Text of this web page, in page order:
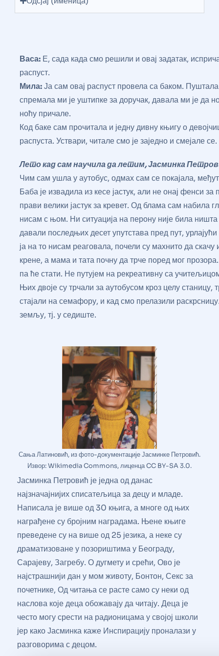
Васа: Е, сада када смо решили и овај задатак,
распуст.
Мила:Ја сам овај распуст провела са баком.
спремала ми је уштипке за доручак, давала ми је да
ноћу причале.
Код баке сам прочитала и једну дивну књигу о
распуста. Уствари, читале смо је заједно и смејале се.
Лето кад сам научила да летим, Јасминка
Чим сам ушла у аутобус, одмах сам се покајала,
Баба је извадила из кесе јастук, али не онај фенси
прави велики јастук за кревет. Од блама сам набила
нисам с њом. Ни ситуација на перону није била
давали последњих десет упутстава пред пут,
ја на то нисам реаговала, почели су махнито да скачу
крене, а мама и тата почну да трче поред мог
па ће стати. Не путујем на рекреативну са
Њих двоје су трчали за аутобусом кроз целу станицу,
стајали на семафору, и кад смо прелазили
земљу, тј. у седиште.
Сања Латиновић, из фото-документације Јасминке Петровић.
Извор: Wikimedia Commons, лиценца CC BY-SA 3.0.
Јасминка Петровић је једна од данас
најзначајнијих списатељица за децу и младе.
Написала је више од 30 књига, а многе од њих
награђене су бројним наградама. Њене књиге
преведене су на више од 25 језика, а неке су
драматизоване у позориштима у Београду,
Сарајеву, Загребу. О дугмету и срећи, Ово је
најстрашнији дан у мом животу, Бонтон, Секс за
почетнике, Од читања се расте само су неки од
наслова које деца обожавају да читају. Деца је
често могу срести на радионицама у својој школи
јер како Јасминка каже Инспирацију проналази у
разговорима с децом.